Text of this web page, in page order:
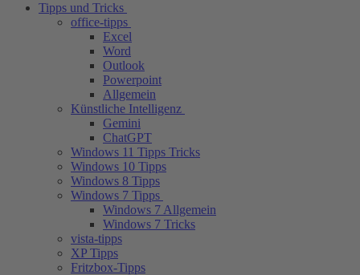
Tipps und Tricks
office-tipps
Excel
Word
Outlook
Powerpoint
Allgemein
Künstliche Intelligenz
Gemini
ChatGPT
Windows 11 Tipps Tricks
Windows 10 Tipps
Windows 8 Tipps
Windows 7 Tipps
Windows 7 Allgemein
Windows 7 Tricks
vista-tipps
XP Tipps
Fritzbox-Tipps